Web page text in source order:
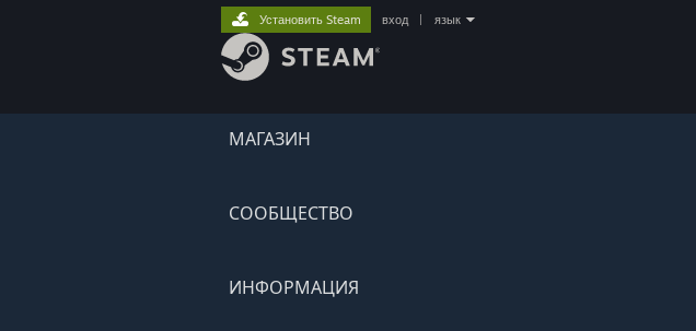
МАГАЗИН
СООБЩЕСТВО
ИНФОРМАЦИЯ
Установить Steam вход язык